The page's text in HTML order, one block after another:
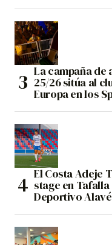
La campaña de
25/26 sitúa al
Europa en los
El Costa Adeje
stage en
Deportivo